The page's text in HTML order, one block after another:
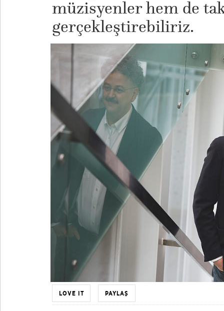
müzisyenler hem de
gerçekleştirebiliriz.
LOVE IT PAYLAŞ